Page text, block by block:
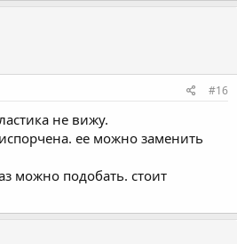
#16
не вижу.
ее можно заменить
можно подобать. стоит